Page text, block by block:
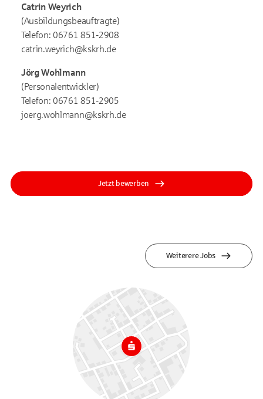
Catrin Weyrich
(Ausbildungsbeauftragte)
Telefon: 06761 851-2908
catrin.weyrich@kskrh.de
Jörg Wohlmann
(Personalentwickler)
Telefon: 06761 851-2905
joerg.wohlmann@kskrh.de
Jetzt bewerben
Weiterere Jobs